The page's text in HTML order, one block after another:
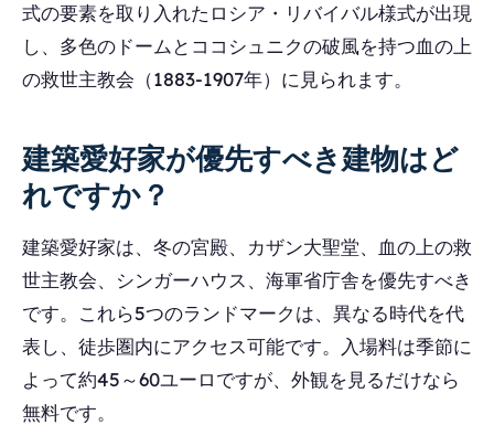
式の要素を取り入れたロシア・リバイバル様式が出現
し、多色のドームとココシュニクの破風を持つ血の上
の救世主教会（1883-1907年）に見られます。
建築愛好家が優先すべき建物はど
れですか？
建築愛好家は、冬の宮殿、カザン大聖堂、血の上の救
世主教会、シンガーハウス、海軍省庁舎を優先すべき
です。これら5つのランドマークは、異なる時代を代
表し、徒歩圏内にアクセス可能です。入場料は季節に
よって約45～60ユーロですが、外観を見るだけなら
無料です。